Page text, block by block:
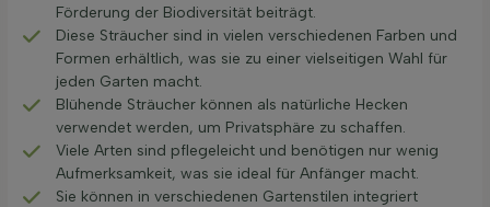
Förderung der Biodiversität beiträgt.
Diese Sträucher sind in vielen verschiedenen Farben und
Formen erhältlich, was sie zu einer vielseitigen Wahl für
jeden Garten macht.
Blühende Sträucher können als natürliche Hecken
verwendet werden, um Privatsphäre zu schaffen.
Viele Arten sind pflegeleicht und benötigen nur wenig
Aufmerksamkeit, was sie ideal für Anfänger macht.
Sie können in verschiedenen Gartenstilen integriert